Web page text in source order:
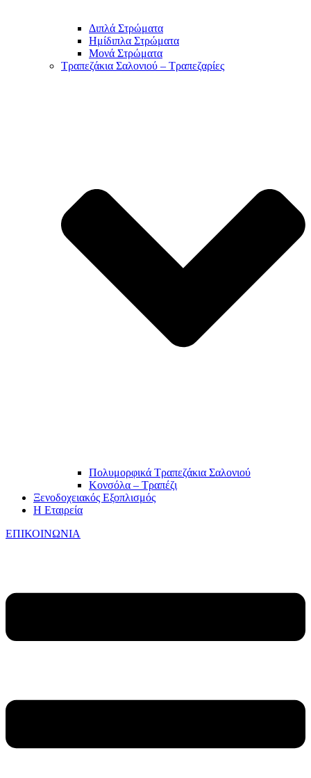
Διπλά Στρώματα
Ημίδιπλα Στρώματα
Μονά Στρώματα
Τραπεζάκια Σαλονιού – Τραπεζαρίες
Πολυμορφικά Τραπεζάκια Σαλονιού
Κονσόλα – Τραπέζι
Ξενοδοχειακός Εξοπλισμός
Η Εταιρεία
ΕΠΙΚΟΙΝΩΝΙΑ